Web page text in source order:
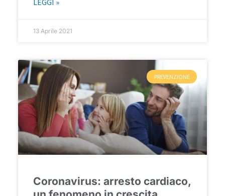
LEGGI »
13 Aprile 2021
PREVENZIONE
Coronavirus: arresto cardiaco,